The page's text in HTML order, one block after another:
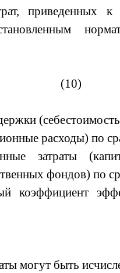
приведенных
(10)
расходы) по
затраты
фондов) по
коэффициент
могут быть